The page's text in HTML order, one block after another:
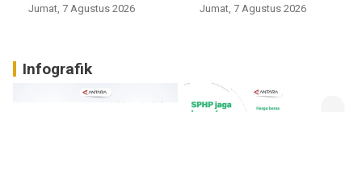
Jumat, 7 Agustus 2026 Jumat, 7 Agustus 2026
Infografik